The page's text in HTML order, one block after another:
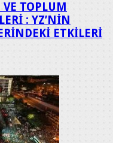
TOPLUM
: YZ’NİN
ETKİLERİ